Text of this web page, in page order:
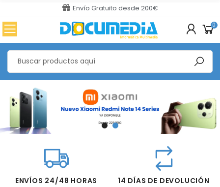
Envío Gratuito desde 200€
0
ENVÍOS 24/48 HORAS
14 DÍAS DE DEVOLUCIÓN